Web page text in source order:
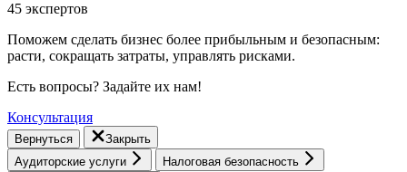
45 экспертов
Поможем сделать бизнес более прибыльным и безопасным:
расти, cокращать затраты, управлять рисками.
Есть вопросы? Задайте их нам!
Консультация
Вернуться
Закрыть
Аудиторские услуги
Налоговая безопасность